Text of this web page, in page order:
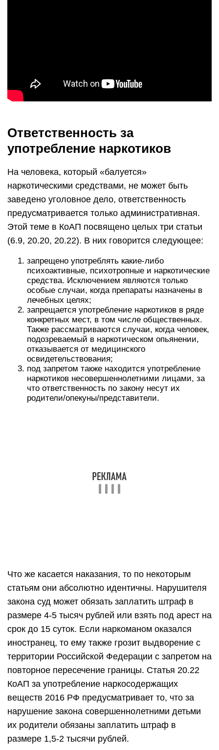
Ответственность за
употребление наркотиков
На человека, который «балуется»
наркотическими средствами, не может быть
заведено уголовное дело, ответственность
предусматривается только административная.
Этой теме в КоАП посвящено целых три статьи
(6.9, 20.20, 20.22). В них говорится следующее:
запрещено употреблять какие-либо
психоактивные, психотропные и наркотические
средства. Исключением являются только
особые случаи, когда препараты назначены в
лечебных целях;
запрещается употребление наркотиков в ряде
конкретных мест, в том числе общественных.
Также рассматриваются случаи, когда человек,
подозреваемый в наркотическом опьянении,
отказывается от медицинского
освидетельствования;
под запретом также находится употребление
наркотиков несовершеннолетними лицами, за
что ответственность по закону несут их
родители/опекуны/представители.
Что же касается наказания, то по некоторым
статьям они абсолютно идентичны. Нарушителя
закона суд может обязать заплатить штраф в
размере 4-5 тысяч рублей или взять под арест на
срок до 15 суток. Если наркоманом оказался
иностранец, то ему также грозит выдворение с
территории Российской Федерации с запретом на
повторное пересечение границы. Статья 20.22
КоАП за употребление наркосодержащих
веществ 2016 РФ предусматривает то, что за
нарушение закона совершеннолетними детьми
их родители обязаны заплатить штраф в
размере 1,5-2 тысячи рублей.